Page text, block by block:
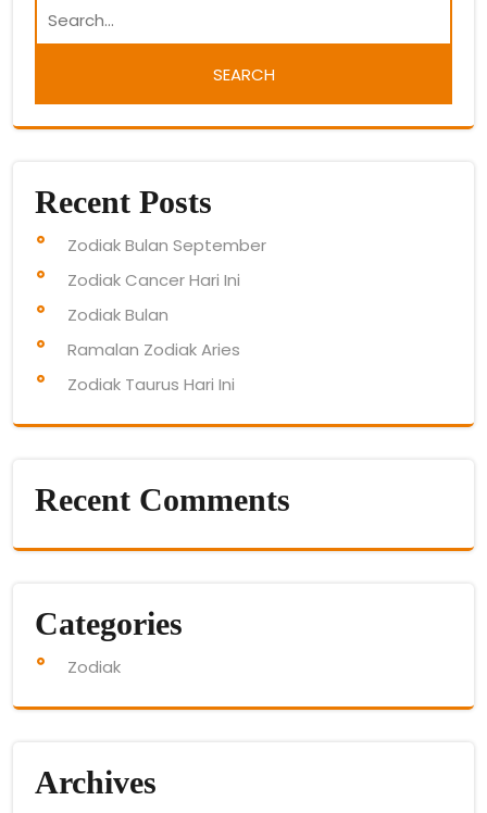
Recent Posts
Zodiak Bulan September
Zodiak Cancer Hari Ini
Zodiak Bulan
Ramalan Zodiak Aries
Zodiak Taurus Hari Ini
Recent Comments
Categories
Zodiak
Archives